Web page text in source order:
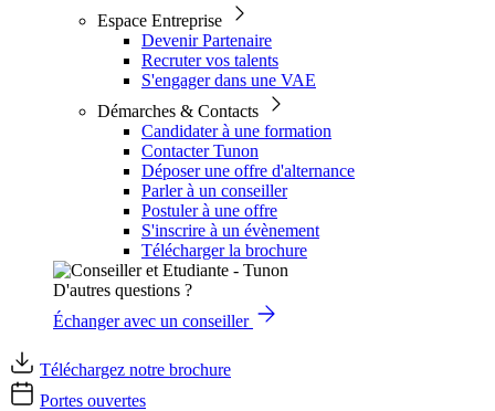
Espace Entreprise
Devenir Partenaire
Recruter vos talents
S'engager dans une VAE
Démarches & Contacts
Candidater à une formation
Contacter Tunon
Déposer une offre d'alternance
Parler à un conseiller
Postuler à une offre
S'inscrire à un évènement
Télécharger la brochure
D'autres questions ?
Échanger avec un conseiller
Téléchargez notre brochure
Portes ouvertes